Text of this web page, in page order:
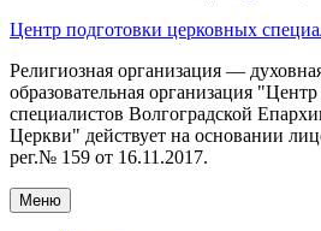
Центр подготовки церковных
Религиозная организация —
образовательная организация
специалистов Волгоградской
Церкви" действует на основании
рег.№ 159 от 16.11.2017.
Меню